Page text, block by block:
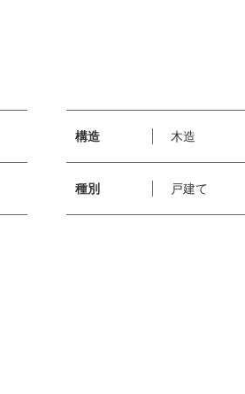
構造 木造
種別 戸建て